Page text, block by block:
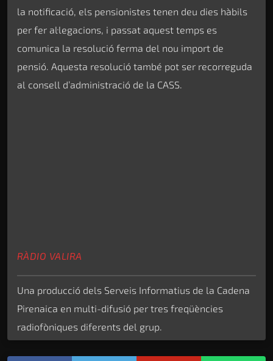
la notificació, els pensionistes tenen deu dies hàbils
per fer al·legacions, i passat aquest temps es
comunica la resolució ferma del nou import de
pensió. Aquesta resolució també pot ser recorreguda
al consell d’administració de la CASS.
RÀDIO VALIRA
Una producció dels Serveis Informatius de la Cadena
Pirenaica en multi-difusió per tres freqüències
radiofòniques diferents del grup.